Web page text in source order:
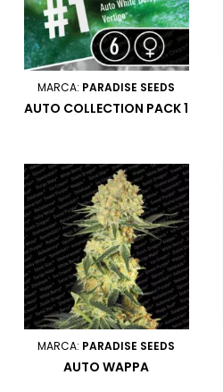
MARCA: PARADISE SEEDS
AUTO COLLECTION PACK 1
MARCA: PARADISE SEEDS
AUTO WAPPA